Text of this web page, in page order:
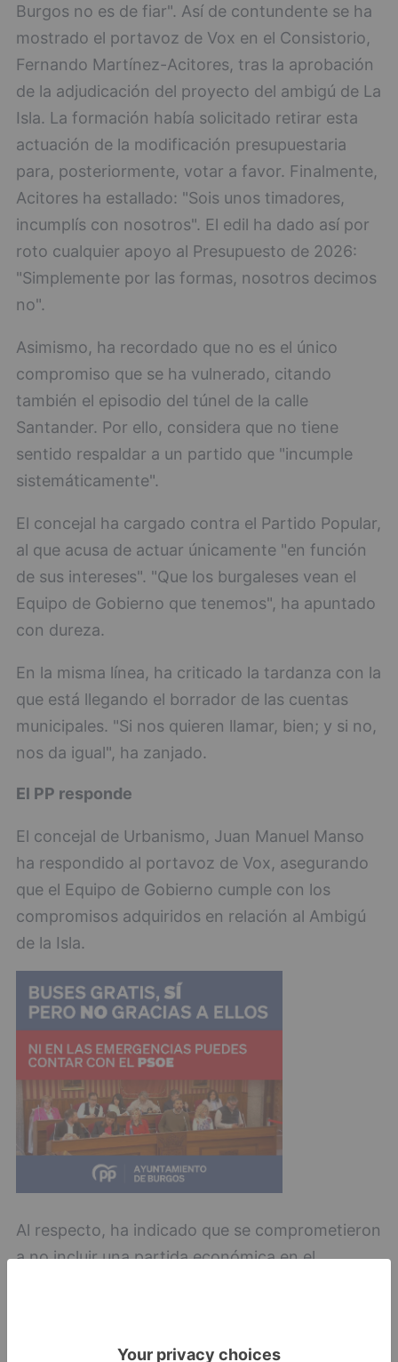
Burgos no es de fiar". Así de contundente se ha
mostrado el portavoz de Vox en el Consistorio,
Fernando Martínez-Acitores, tras la aprobación
de la adjudicación del proyecto del ambigú de La
Isla. La formación había solicitado retirar esta
actuación de la modificación presupuestaria
para, posteriormente, votar a favor. Finalmente,
Acitores ha estallado: "Sois unos timadores,
incumplís con nosotros". El edil ha dado así por
roto cualquier apoyo al Presupuesto de 2026:
"Simplemente por las formas, nosotros decimos
no".
Asimismo, ha recordado que no es el único
compromiso que se ha vulnerado, citando
también el episodio del túnel de la calle
Santander. Por ello, considera que no tiene
sentido respaldar a un partido que "incumple
sistemáticamente".
El concejal ha cargado contra el Partido Popular,
al que acusa de actuar únicamente "en función
de sus intereses". "Que los burgaleses vean el
Equipo de Gobierno que tenemos", ha apuntado
con dureza.
En la misma línea, ha criticado la tardanza con la
que está llegando el borrador de las cuentas
municipales. "Si nos quieren llamar, bien; y si no,
nos da igual", ha zanjado.
El PP responde
El concejal de Urbanismo, Juan Manuel Manso
ha respondido al portavoz de Vox, asegurando
que el Equipo de Gobierno cumple con los
compromisos adquiridos en relación al Ambigú
de la Isla.
Al respecto, ha indicado que se comprometieron
a no incluir una partida económica en el